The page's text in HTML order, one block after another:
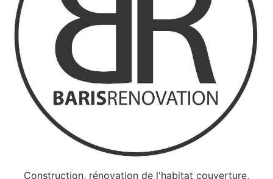
Construction, rénovation de l'habitat couverture,